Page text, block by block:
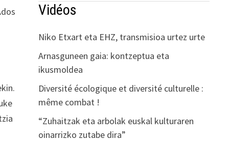
Vidéos
Niko Etxart eta EHZ, transmisioa urtez urte
Arnasguneen gaia: kontzeptua eta
ikusmoldea
Diversité écologique et diversité culturelle :
même combat !
“Zuhaitzak eta arbolak euskal kulturaren
oinarrizko zutabe dira”